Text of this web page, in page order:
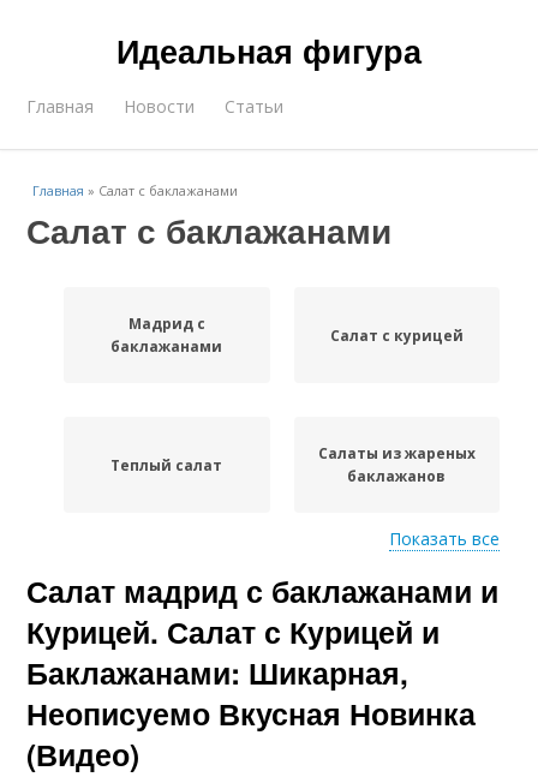
Идеальная фигура
Главная Новости Статьи
Главная » Салат с баклажанами
Салат с баклажанами
Мадрид с
баклажанами
Салат с курицей
Теплый салат
Салаты из жареных
баклажанов
Салат из жареных
баклажанов
Баклажаны с
помидорами
Салаты из
баклажанов
Закуски из
Показать все
Салат мадрид с баклажанами и
Курицей. Салат с Курицей и
Баклажанами: Шикарная,
Неописуемо Вкусная Новинка
(Видео)